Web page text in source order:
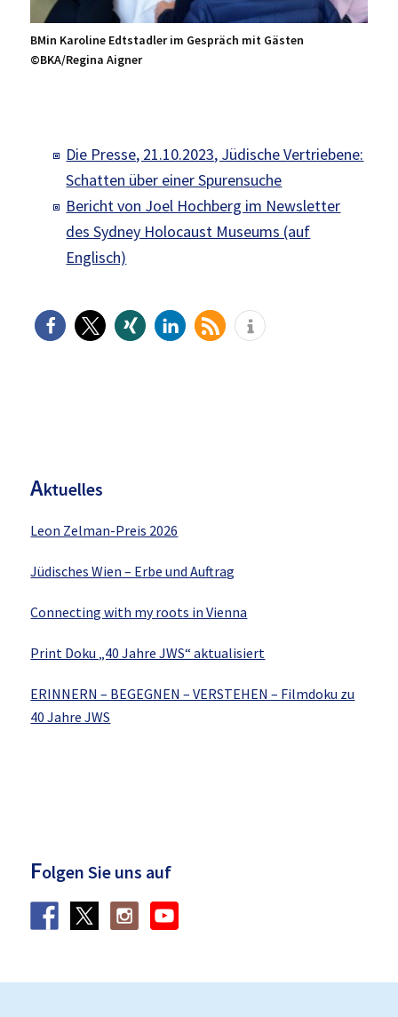
BMin Karoline Edtstadler im Gespräch mit Gästen
©BKA/Regina Aigner
Die Presse, 21.10.2023, Jüdische Vertriebene:
Schatten über einer Spurensuche
Bericht von Joel Hochberg im Newsletter
des Sydney Holocaust Museums (auf
Englisch)
Aktuelles
Leon Zelman-Preis 2026
Jüdisches Wien – Erbe und Auftrag
Connecting with my roots in Vienna
Print Doku „40 Jahre JWS“ aktualisiert
ERINNERN – BEGEGNEN – VERSTEHEN – Filmdoku zu
40 Jahre JWS
Folgen Sie uns auf